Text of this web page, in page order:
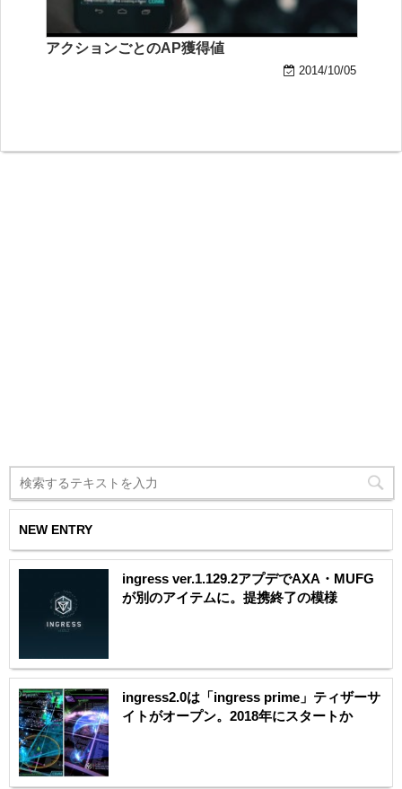
アクションごとのAP獲得値
2014/10/05
NEW ENTRY
ingress ver.1.129.2アプデでAXA・MUFG
が別のアイテムに。提携終了の模様
ingress2.0は「ingress prime」ティザーサ
イトがオープン。2018年にスタートか